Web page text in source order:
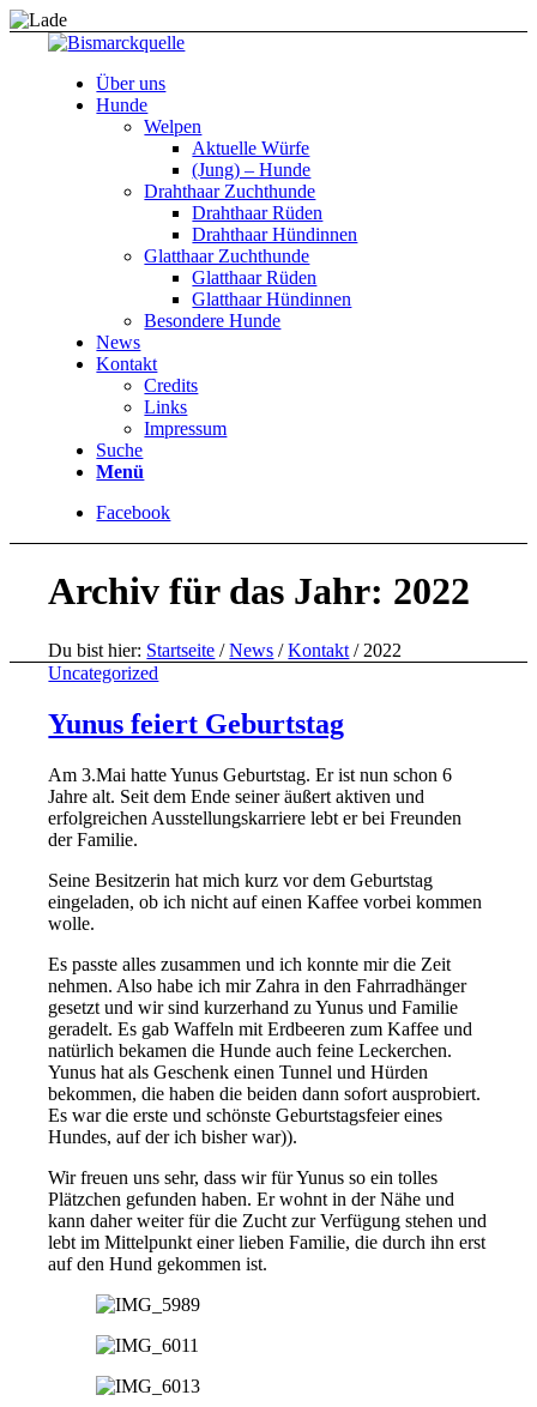
Über uns
Hunde
Welpen
Aktuelle Würfe
(Jung) – Hunde
Drahthaar Zuchthunde
Drahthaar Rüden
Drahthaar Hündinnen
Glatthaar Zuchthunde
Glatthaar Rüden
Glatthaar Hündinnen
Besondere Hunde
News
Kontakt
Credits
Links
Impressum
Suche
Menü
Facebook
Archiv für das Jahr: 2022
Du bist hier: Startseite / News / Kontakt / 2022
Uncategorized
Yunus feiert Geburtstag
Am 3.Mai hatte Yunus Geburtstag. Er ist nun schon 6
Jahre alt. Seit dem Ende seiner äußert aktiven und
erfolgreichen Ausstellungskarriere lebt er bei Freunden
der Familie.
Seine Besitzerin hat mich kurz vor dem Geburtstag
eingeladen, ob ich nicht auf einen Kaffee vorbei kommen
wolle.
Es passte alles zusammen und ich konnte mir die Zeit
nehmen. Also habe ich mir Zahra in den Fahrradhänger
gesetzt und wir sind kurzerhand zu Yunus und Familie
geradelt. Es gab Waffeln mit Erdbeeren zum Kaffee und
natürlich bekamen die Hunde auch feine Leckerchen.
Yunus hat als Geschenk einen Tunnel und Hürden
bekommen, die haben die beiden dann sofort ausprobiert.
Es war die erste und schönste Geburtstagsfeier eines
Hundes, auf der ich bisher war)).
Wir freuen uns sehr, dass wir für Yunus so ein tolles
Plätzchen gefunden haben. Er wohnt in der Nähe und
kann daher weiter für die Zucht zur Verfügung stehen und
lebt im Mittelpunkt einer lieben Familie, die durch ihn erst
auf den Hund gekommen ist.